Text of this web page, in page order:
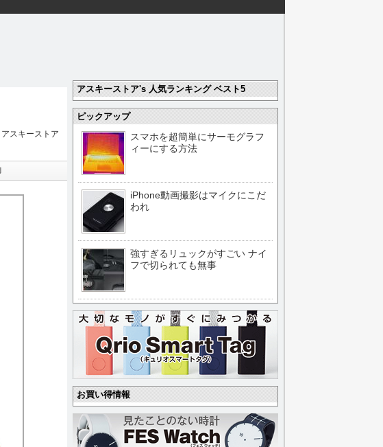
アスキーストア
アスキーストア's 人気ランキング ベスト5
ピックアップ
スマホを超簡単にサーモグラフ
ィーにする方法
iPhone動画撮影はマイクにこだ
われ
強すぎるリュックがすごい ナイ
フで切られても無事
お買い得情報